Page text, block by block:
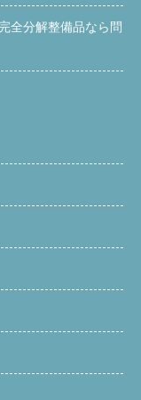
ますが、内部のカ
けなら我慢しても
面や洗濯物の仕
すめします。 Q.
いからこそ“カビ
使っていない」と
、カビの温床にな
点検・クリーニ
エリア・店舗情報
洗濯機 分解クリ
（バズ） 年間対応
村山市・羽村市・
分解クリーニン
うぞ。 に公式
padding: 12px
0 2px 5px
bar.show { top:
フィルター奥にす
出なくなる ダク
かかって故障 乾燥
の原因になる 分解
自分じゃできな
便利屋BUZZでは、
解クリーニング実
合わせこちらをタ
出ないんです
濯槽クリーナーで
燥不良には効果が
くらいの頻度で掃除
清掃がおすすめで
と清掃、どっちが
ることが多いで
全分解整備品なら問